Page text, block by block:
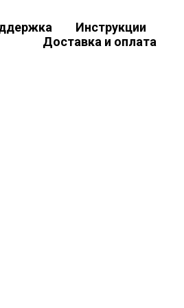
Инструкции
Доставка и оплата